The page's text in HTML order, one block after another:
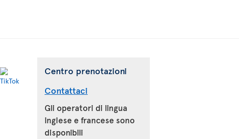
Centro prenotazioni
Contattaci
Gli operatori di lingua
inglese e francese sono
disponibili